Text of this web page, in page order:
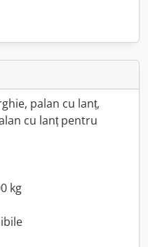
palan cu lanț,
cu lanț pentru
kg